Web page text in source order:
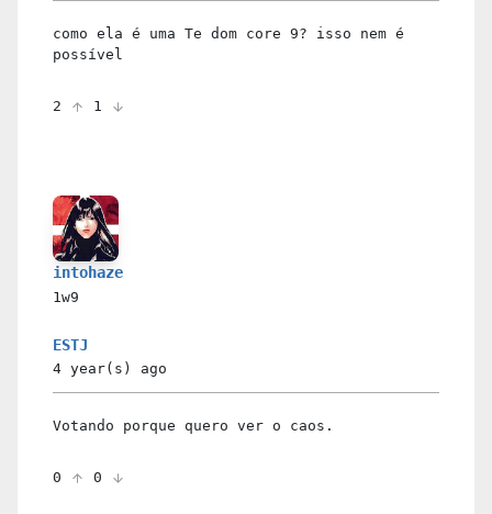
como ela é uma Te dom core 9? isso nem é
possível
2 1
intohaze
1w9
ESTJ
4 year(s) ago
Votando porque quero ver o caos.
0 0